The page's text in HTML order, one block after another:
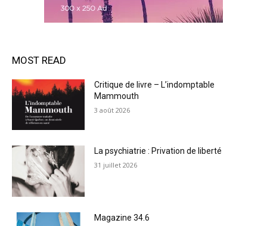
MOST READ
Critique de livre – L’indomptable
Mammouth
3 août 2026
La psychiatrie : Privation de liberté
31 juillet 2026
Magazine 34.6